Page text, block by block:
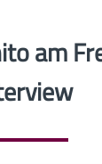
am